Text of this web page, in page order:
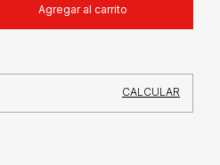
CALCULAR